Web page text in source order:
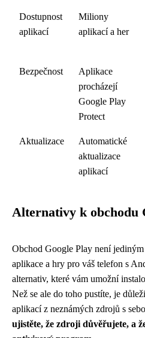
Dostupnost
aplikací
Miliony
aplikací a her
Bezpečnost
Aplikace
procházejí
Google Play
Protect
Aktualizace
Automatické
aktualizace
aplikací
Alternativy k obchodu
Obchod Google Play není
aplikace a hry pro váš telefon s
alternativ, které vám umožní
Než se ale do toho pustíte, je
aplikací z neznámých zdrojů s
ujistěte, že zdroji důvěřujete, a